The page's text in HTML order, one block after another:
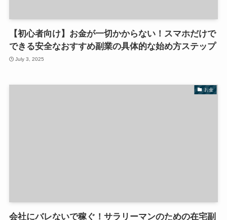
【初心者向け】お金が一切かからない！スマホだけで
できる安全なおすすめ副業の具体的な始め方ステップ
July 3, 2025
お金
会社にバレないで稼ぐ！サラリーマンのための在宅副